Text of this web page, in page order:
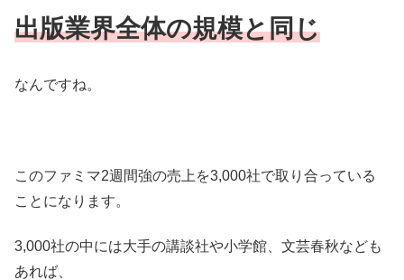
出版業界全体の規模と同じ
なんですね。
このファミマ2週間強の売上を3,000社で取り合っている
ことになります。
3,000社の中には大手の講談社や小学館、文芸春秋なども
あれば、